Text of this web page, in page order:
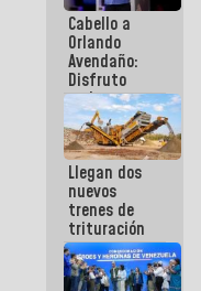
Cabello a
Orlando
Avendaño:
Disfruto
cada vez
que escribes
porque lo
que haces
es
embarrarla
Llegan dos
nuevos
trenes de
trituración
para
optimizar
manejo de